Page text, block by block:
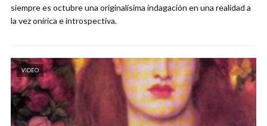
siempre es octubre una originalísima indagación en una realidad a
la vez onírica e introspectiva.
VIDEO